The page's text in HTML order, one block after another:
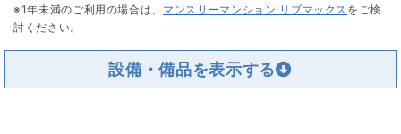
※1年未満のご利用の場合は、 マンスリーマンション リブマックス をご検
討ください。
設備・備品を